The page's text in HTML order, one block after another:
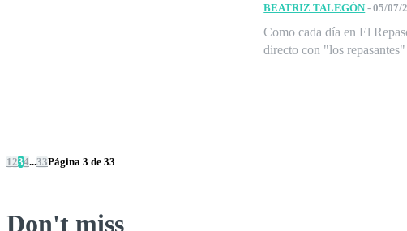
BEATRIZ TALEGÓN - 05/07/
Como cada día en El
directo con "los
1 234...33Página 3 de 33
Don't miss